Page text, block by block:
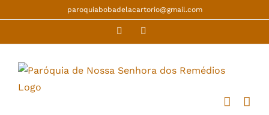
content
paroquiabobadelacartorio@gmail.com
Facebook